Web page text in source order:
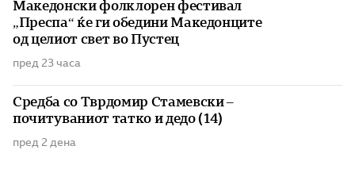
Македонски фолклорен фестивал
„Преспа“ ќе ги обедини Македонците
од целиот свет во Пустец
пред 23 часа
Средба со Тврдомир Стамевски –
почитуваниот татко и дедо (14)
пред 2 дена